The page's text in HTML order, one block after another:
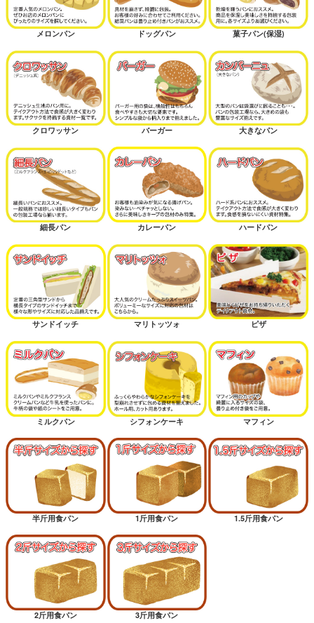
メロンパン ドッグパン 菓子パン(保湿)
クロワッサン バーガー 大きなパン
細長パン カレーパン ハードパン
サンドイッチ マリトッツォ ピザ
ミルクパン シフォンケーキ マフィン
半斤用食パン 1斤用食パン 1.5斤用食パン
2斤用食パン 3斤用食パン